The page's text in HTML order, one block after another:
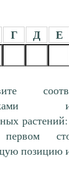
Г Д Е
позицию